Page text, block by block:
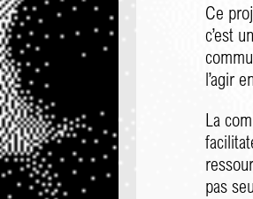
Ce
c’est
l’agir
La
pas